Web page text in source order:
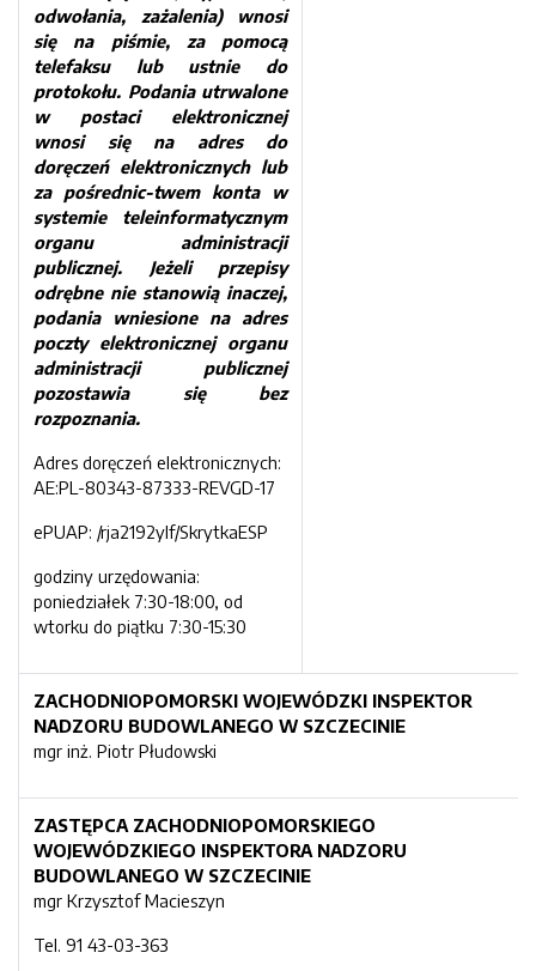
odwołania, zażalenia) wnosi
się na piśmie, za pomocą
telefaksu lub ustnie do
protokołu. Podania utrwalone
w postaci elektronicznej
wnosi się na adres do
doręczeń elektronicznych lub
za pośrednic-twem konta w
systemie teleinformatycznym
organu administracji
publicznej. Jeżeli przepisy
odrębne nie stanowią inaczej,
podania wniesione na adres
poczty elektronicznej organu
administracji publicznej
pozostawia się bez
rozpoznania.
Adres doręczeń elektronicznych:
AE:PL-80343-87333-REVGD-17
ePUAP: /rja2192ylf/SkrytkaESP
godziny urzędowania:
poniedziałek 7:30-18:00, od
wtorku do piątku 7:30-15:30
ZACHODNIOPOMORSKI WOJEWÓDZKI INSPEKTOR
NADZORU BUDOWLANEGO W SZCZECINIE
mgr inż. Piotr Płudowski
ZASTĘPCA ZACHODNIOPOMORSKIEGO
WOJEWÓDZKIEGO INSPEKTORA NADZORU
BUDOWLANEGO W SZCZECINIE
mgr Krzysztof Macieszyn
Tel. 91 43-03-363